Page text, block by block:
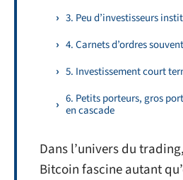
3. Peu d’investisseurs
4. Carnets d’ordres
5. Investissement court
6. Petits porteurs, gros
en cascade
Dans l’univers du
Bitcoin fascine autant